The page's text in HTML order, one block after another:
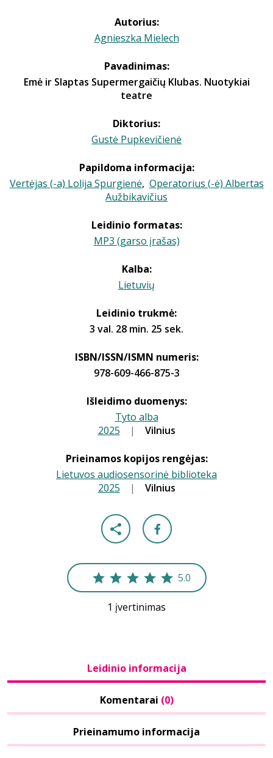
Autorius:
Agnieszka Mielech
Pavadinimas:
Emė ir Slaptas Supermergaičių Klubas. Nuotykiai
teatre
Diktorius:
Gustė Pupkevičienė
Papildoma informacija:
Vertėjas (-a) Lolija Spurgienė, Operatorius (-ė) Albertas
Aužbikavičius
Leidinio formatas:
MP3 (garso įrašas)
Kalba:
Lietuvių
Leidinio trukmė:
3 val. 28 min. 25 sek.
ISBN/ISSN/ISMN numeris:
978-609-466-875-3
Išleidimo duomenys:
Tyto alba
2025 | Vilnius
Prieinamos kopijos rengėjas:
Lietuvos audiosensorinė biblioteka
2025 | Vilnius
5.0
1 įvertinimas
Leidinio informacija
Komentarai (0)
Prieinamumo informacija